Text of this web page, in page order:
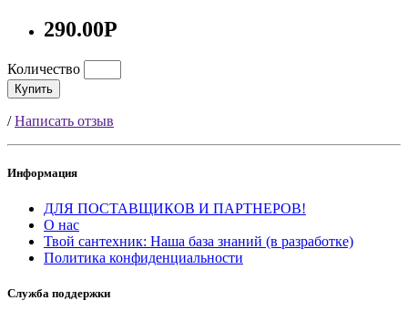
290.00Р
Количество
Купить
/Написать отзыв
Информация
ДЛЯ ПОСТАВЩИКОВ И ПАРТНЕРОВ!
О нас
Твой сантехник: Наша база знаний (в разработке)
Политика конфиденциальности
Служба поддержки